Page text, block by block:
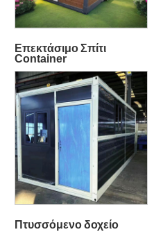
Επεκτάσιμο Σπίτι
Container
Πτυσσόμενο δοχείο